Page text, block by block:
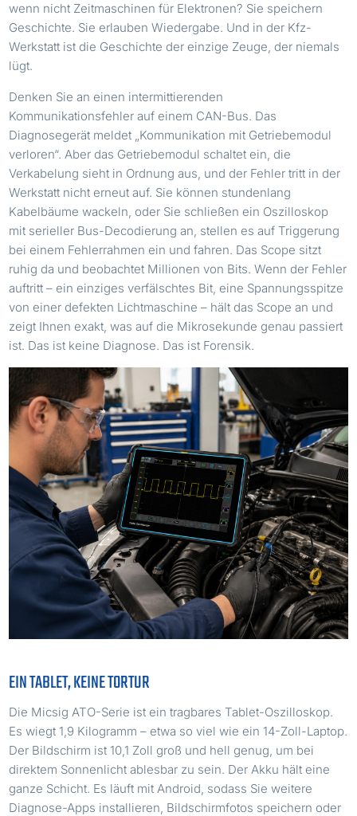
wenn nicht Zeitmaschinen für Elektronen? Sie speichern
Geschichte. Sie erlauben Wiedergabe. Und in der Kfz-
Werkstatt ist die Geschichte der einzige Zeuge, der niemals
lügt.
Denken Sie an einen intermittierenden
Kommunikationsfehler auf einem CAN-Bus. Das
Diagnosegerät meldet „Kommunikation mit Getriebemodul
verloren“. Aber das Getriebemodul schaltet ein, die
Verkabelung sieht in Ordnung aus, und der Fehler tritt in der
Werkstatt nicht erneut auf. Sie können stundenlang
Kabelbäume wackeln, oder Sie schließen ein Oszilloskop
mit serieller Bus-Decodierung an, stellen es auf Triggerung
bei einem Fehlerrahmen ein und fahren. Das Scope sitzt
ruhig da und beobachtet Millionen von Bits. Wenn der Fehler
auftritt – ein einziges verfälschtes Bit, eine Spannungsspitze
von einer defekten Lichtmaschine – hält das Scope an und
zeigt Ihnen exakt, was auf die Mikrosekunde genau passiert
ist. Das ist keine Diagnose. Das ist Forensik.
EIN TABLET, KEINE TORTUR
Die Micsig ATO-Serie ist ein tragbares Tablet-Oszilloskop.
Es wiegt 1,9 Kilogramm – etwa so viel wie ein 14-Zoll-Laptop.
Der Bildschirm ist 10,1 Zoll groß und hell genug, um bei
direktem Sonnenlicht ablesbar zu sein. Der Akku hält eine
ganze Schicht. Es läuft mit Android, sodass Sie weitere
Diagnose-Apps installieren, Bildschirmfotos speichern oder